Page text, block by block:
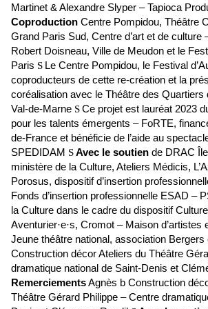
Martinet & Alexandre Slyper – Tapioca
Coproduction Centre Pompidou, Théâtre
Grand Paris Sud, Centre d’art et de culture
Robert Doisneau, Ville de Meudon et le
Paris S Le Centre Pompidou, le Festival
coproducteurs de cette re-création et la
coréalisation avec le Théâtre des Quartiers
Val-de-Marne SCe projet est lauréat 2023
pour les talents émergents – FoRTE,
de-France et bénéficie de l’aide au
SPEDIDAM SAvec le soutien de DRAC
ministère de la Culture, Ateliers Médicis,
Porosus, dispositif d’insertion
Fonds d’insertion professionnelle ESAD –
la Culture dans le cadre du dispositif
Aventurier·e·s, Cromot – Maison d’artistes
Jeune théâtre national, association Bergers
Construction décor Ateliers du Théâtre
dramatique national de Saint-Denis et
RemerciementsAgnès b Construction
Théâtre Gérard Philippe – Centre